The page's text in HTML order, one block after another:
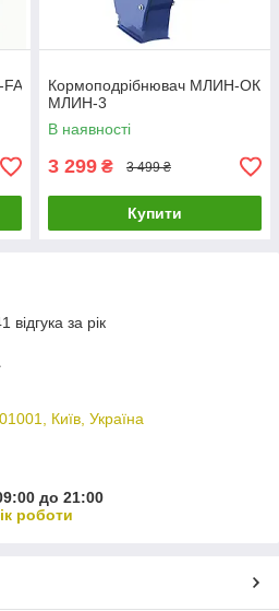
FA
Кормоподрібнювач МЛИН-ОК
МЛИН-3
В наявності
3 299 ₴ 3 499 ₴
Купити
відгука за рік
Київ, Україна
до 21:00
роботи